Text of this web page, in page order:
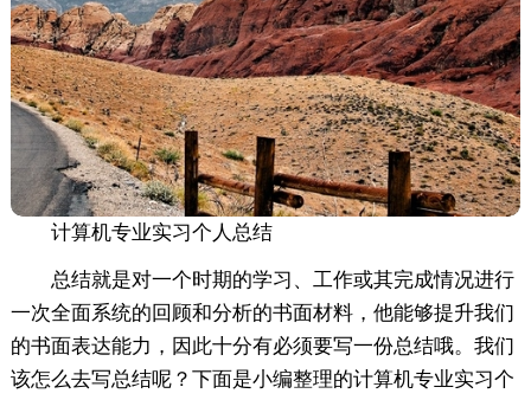
计算机专业实习个人总结
总结就是对一个时期的学习、工作或其完成情况进行
一次全面系统的回顾和分析的书面材料，他能够提升我们
的书面表达能力，因此十分有必须要写一份总结哦。我们
该怎么去写总结呢？下面是小编整理的计算机专业实习个